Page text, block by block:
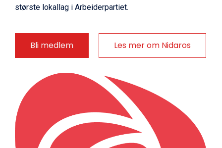
største lokallag i Arbeiderpartiet.
Bli medlem Les mer om Nidaros